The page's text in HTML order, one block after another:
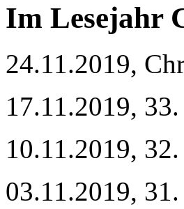
Im Lesejahr
24.11.2019,
17.11.2019,
10.11.2019,
03.11.2019,